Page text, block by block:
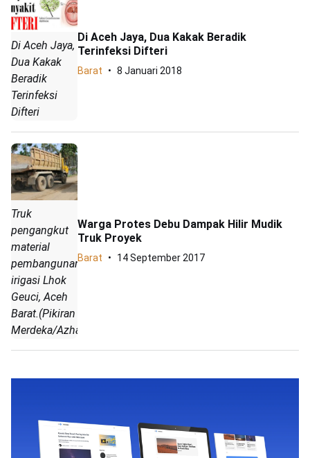
Di Aceh Jaya,
Dua Kakak
Beradik
Terinfeksi
Difteri
Di Aceh Jaya, Dua Kakak Beradik
Terinfeksi Difteri
Barat 8 Januari 2018
Truk
pengangkut
material
pembangunan
irigasi Lhok
Geuci, Aceh
Barat.(Pikiran
Merdeka/Azhar)
Warga Protes Debu Dampak Hilir Mudik
Truk Proyek
Barat 14 September 2017